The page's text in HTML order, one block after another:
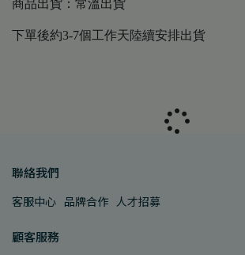
商品出貨：常溫出貨
下單後約3-7個工作天陸續安排出貨
聯絡我們
客服中心 品牌合作 人才招募
顧客服務